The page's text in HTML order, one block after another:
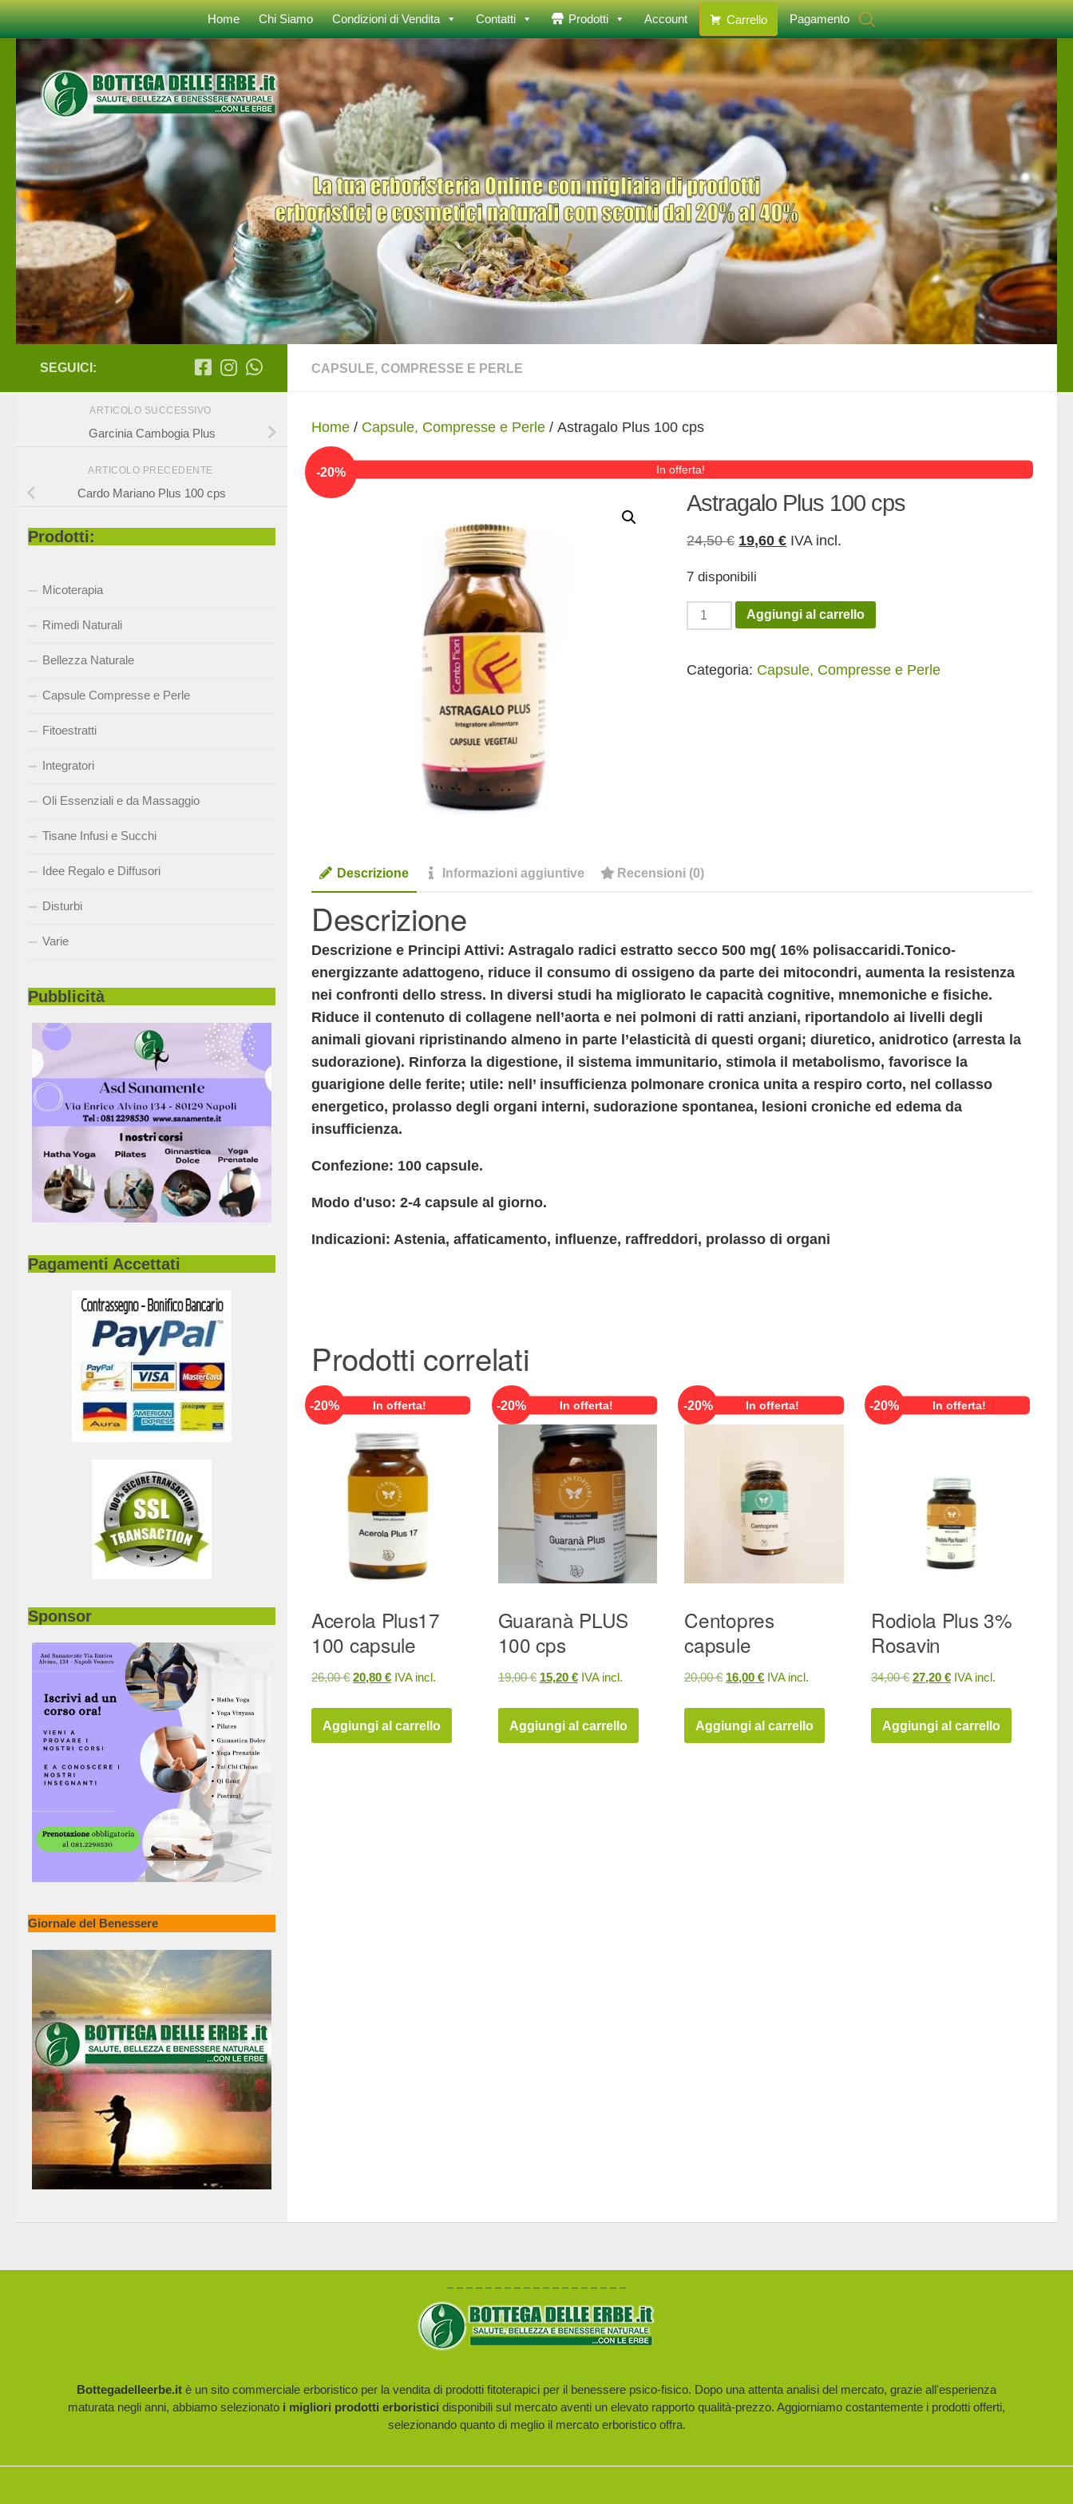
Sotto il contenuto Home Chi Siamo Condizioni di Vendita Contatti Prodotti Account Carrello Pagamento
CAPSULE, COMPRESSE E PERLE
Home / Capsule, Compresse e Perle / Astragalo Plus 100 cps
-20% In offerta!
Astragalo Plus 100 cps
24,50€ Il
originale
era:
24,50 €.
19,60€Il
è:
19,60 €.
IVA incl.
7 disponibili
Astragalo
Plus
cps
Aggiungi al carrello
Categoria: Capsule, Compresse e Perle
Descrizione Informazioni aggiuntive Recensioni (0)
Descrizione
Descrizione e Principi Attivi: Astragalo radici estratto secco 500 mg( 16% polisaccaridi.Tonico-
energizzante adattogeno, riduce il consumo di ossigeno da parte dei mitocondri, aumenta la resistenza
nei confronti dello stress. In diversi studi ha migliorato le capacità cognitive, mnemoniche e fisiche.
Riduce il contenuto di collagene nell’aorta e nei polmoni di ratti anziani, riportandolo ai livelli degli
animali giovani ripristinando almeno in parte l’elasticità di questi organi; diuretico, anidrotico (arresta la
sudorazione). Rinforza la digestione, il sistema immunitario, stimola il metabolismo, favorisce la
guarigione delle ferite; utile: nell’ insufficienza polmonare cronica unita a respiro corto, nel collasso
energetico, prolasso degli organi interni, sudorazione spontanea, lesioni croniche ed edema da
insufficienza.
Confezione: 100 capsule.
Modo d'uso: 2-4 capsule al giorno.
Indicazioni: Astenia, affaticamento, influenze, raffreddori, prolasso di organi
Prodotti correlati
-20% In offerta!
Acerola Plus17
100 capsule
26,00€ Il
originale
era:
20,80 €Il
attuale
è:
IVA incl.
Aggiungi al carrello
-20% In offerta!
Guaranà PLUS
100 cps
19,00€ Il
originale
era:
15,20 €Il
attuale
è:
IVA incl.
Aggiungi al carrello
-20% In offerta!
Centopres
capsule
20,00€ Il
originale
era:
16,00€Il
attuale
è:
IVA incl.
Aggiungi al carrello
-20% In offerta!
Rodiola Plus 3%
Rosavin
34,00€ Il
originale
era:
27,20€Il
attuale
è:
IVA incl.
Aggiungi al carrello
SEGUICI:
ARTICOLO SUCCESSIVO
Garcinia Cambogia Plus
ARTICOLO PRECEDENTE
Cardo Mariano Plus 100 cps
Prodotti:
Micoterapia
Rimedi Naturali
Bellezza Naturale
Capsule Compresse e Perle
Fitoestratti
Integratori
Oli Essenziali e da Massaggio
Tisane Infusi e Succhi
Idee Regalo e Diffusori
Disturbi
Varie
Pubblicità
Pagamenti Accettati
Sponsor
Giornale del Benessere
– – – – – – – – – – – – – – – – – – –
Bottegadelleerbe.it è un sito commerciale erboristico per la vendita di prodotti fitoterapici per il benessere psico-fisico. Dopo una attenta analisi del mercato, grazie all'esperienza
maturata negli anni, abbiamo selezionato i migliori prodotti erboristici disponibili sul mercato aventi un elevato rapporto qualità-prezzo. Aggiorniamo costantemente i prodotti offerti,
selezionando quanto di meglio il mercato erboristico offra.